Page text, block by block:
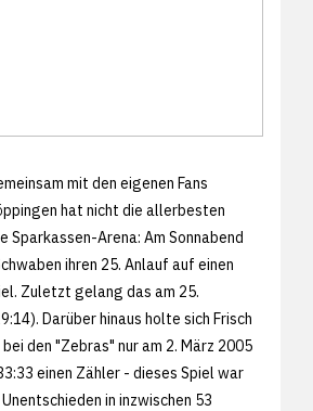
mit den eigenen Fans
hat nicht die allerbesten
Sparkassen-Arena: Am Sonnabend
ihren 25. Anlauf auf einen
Zuletzt gelang das am 25.
Darüber hinaus holte sich Frisch
den "Zebras" nur am 2. März 2005
einen Zähler - dieses Spiel war
in inzwischen 53